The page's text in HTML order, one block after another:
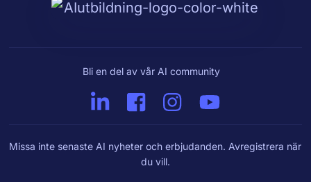
Bli en del av vår AI community
Missa inte senaste AI nyheter och erbjudanden. Avregistrera när
du vill.